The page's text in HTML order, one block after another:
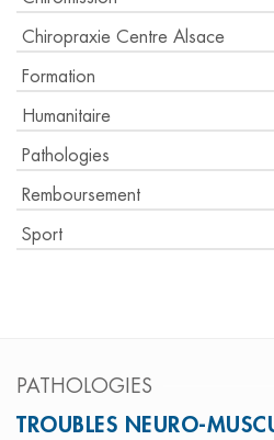
Chiropraxie Centre Alsace
Formation
Humanitaire
Pathologies
Remboursement
Sport
PATHOLOGIES
TROUBLES NEURO-